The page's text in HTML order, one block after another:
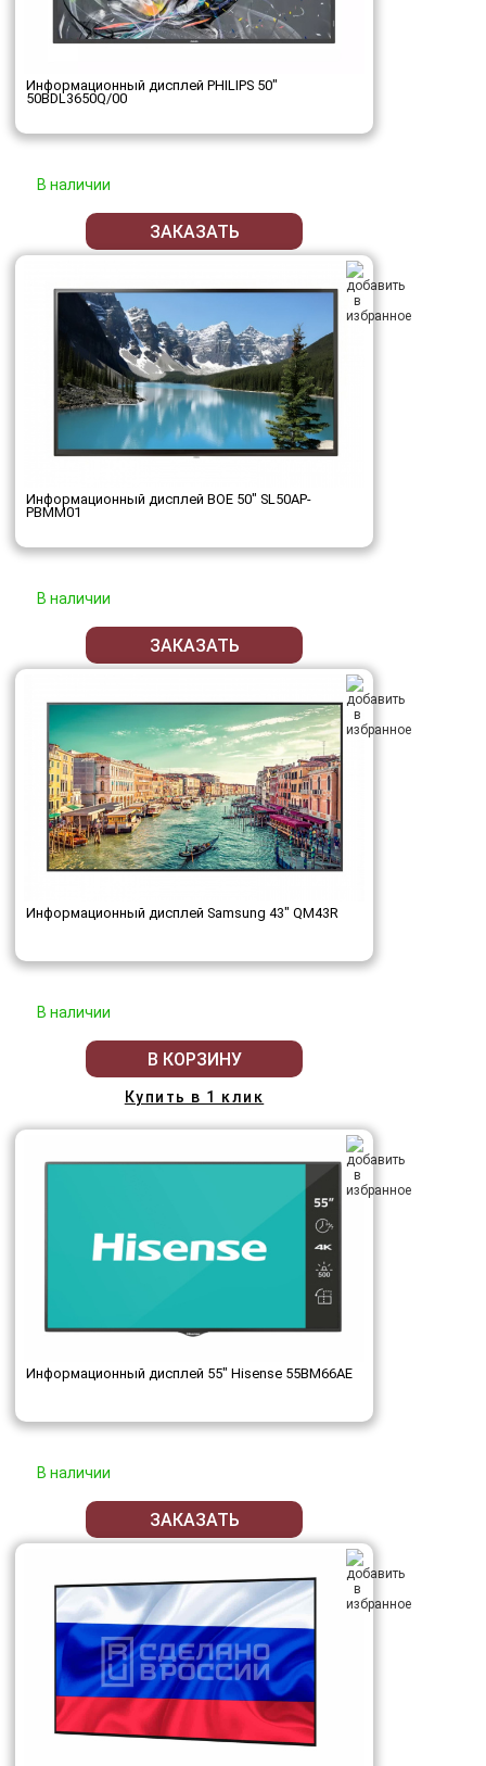
Информационный дисплей PHILIPS 50"
50BDL3650Q/00
В наличии
ЗАКАЗАТЬ
Информационный дисплей BOE 50" SL50AP-
PBMM01
В наличии
ЗАКАЗАТЬ
Информационный дисплей Samsung 43" QM43R
В наличии
В КОРЗИНУ
Купить в 1 клик
Информационный дисплей 55" Hisense 55BM66AE
В наличии
ЗАКАЗАТЬ